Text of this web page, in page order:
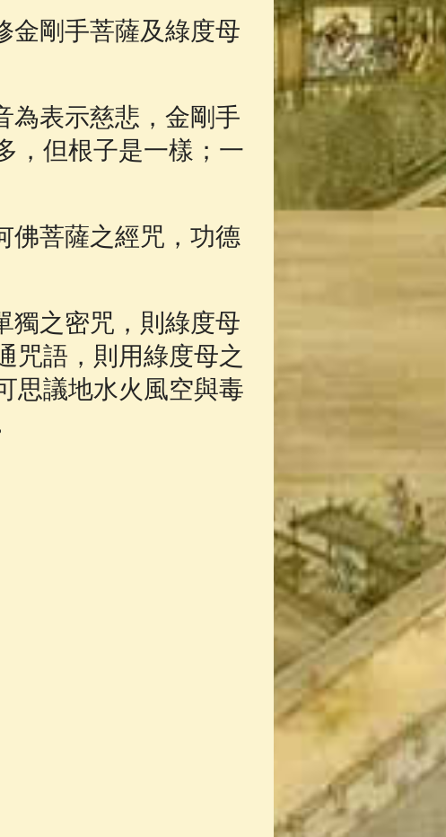
金剛手菩薩及綠度母
為表示慈悲，金剛手
，但根子是一樣；一
佛菩薩之經咒，功德
獨之密咒，則綠度母
咒語，則用綠度母之
思議地水火風空與毒